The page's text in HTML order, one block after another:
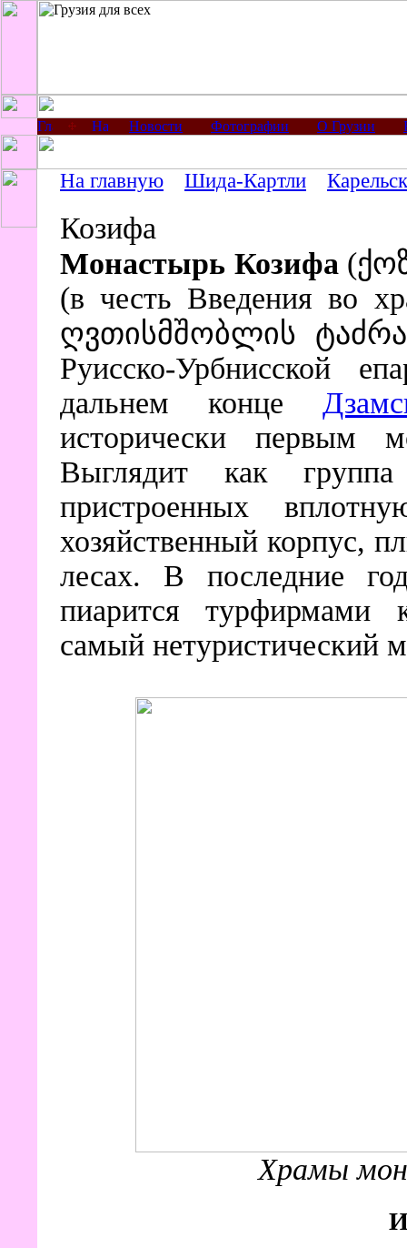
Новости Фотографии О Грузии
На главную Шида-Картли
Козифа
Монастырь Козифа
(в честь Введения во
ღვთისმშობლის
Руисско-Урбнисской
дальнем конце
исторически первым
Выглядит как
пристроенных
хозяйственный корпус,
лесах. В последние
пиарится
самый нетуристический
Храмы